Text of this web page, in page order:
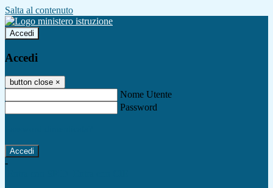
Salta al contenuto
Accedi
Accedi
button close ×
Nome Utente
Password
-